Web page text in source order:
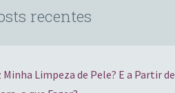
recentes
Minha Limpeza de Pele? E a Partir de